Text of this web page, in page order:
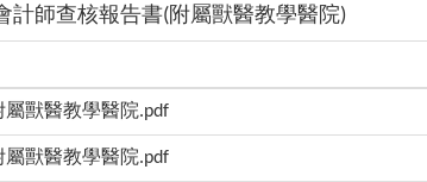
計師查核報告書(附屬獸醫教學醫院)
屬獸醫教學醫院.pdf
屬獸醫教學醫院.pdf